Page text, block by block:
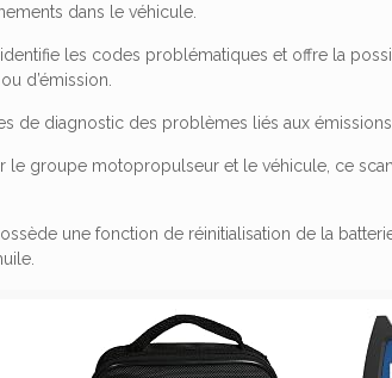
dans le véhicule.
identifie les codes problématiques et offre la
d’émission.
de diagnostic des problèmes liés aux
le groupe motopropulseur et le véhicule, ce
une fonction de réinitialisation de la